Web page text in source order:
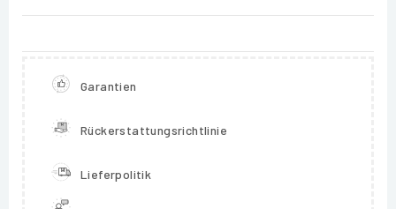
Garantien
Rückerstattungsrichtlinie
Lieferpolitik